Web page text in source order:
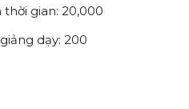
gian: 20,000
dạy: 200